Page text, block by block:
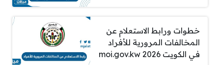
خطوات ورابط الاستعلام عن
المخالفات المرورية للأفراد
في الكويت 2026 moi.gov.kw